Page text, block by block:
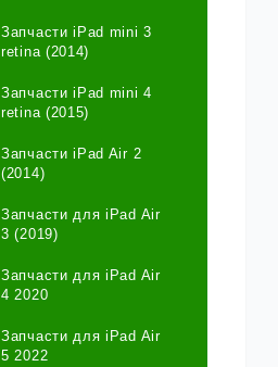
Запчасти iPad mini 3
retina (2014)
Запчасти iPad mini 4
retina (2015)
Запчасти iPad Air 2
(2014)
Запчасти для iPad Air
3 (2019)
Запчасти для iPad Air
4 2020
Запчасти для iPad Air
5 2022